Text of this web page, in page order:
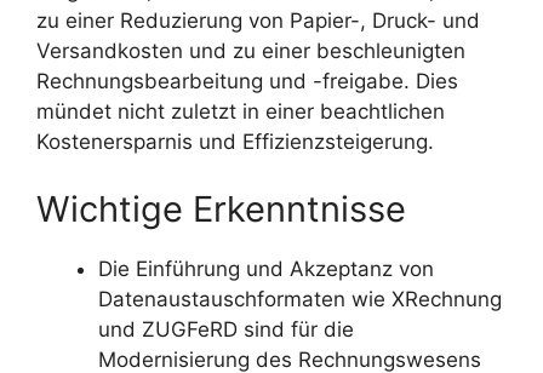
zu einer Reduzierung von Papier-, Druck- und
Versandkosten und zu einer beschleunigten
Rechnungsbearbeitung und -freigabe. Dies
mündet nicht zuletzt in einer beachtlichen
Kostenersparnis und Effizienzsteigerung.
Wichtige Erkenntnisse
Die Einführung und Akzeptanz von
Datenaustauschformaten wie XRechnung
und ZUGFeRD sind für die
Modernisierung des Rechnungswesens